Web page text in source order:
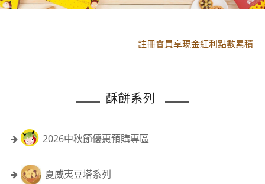
註冊會員享現金紅利點數累積
酥餅系列
2026中秋節優惠預購專區
夏威夷豆塔系列